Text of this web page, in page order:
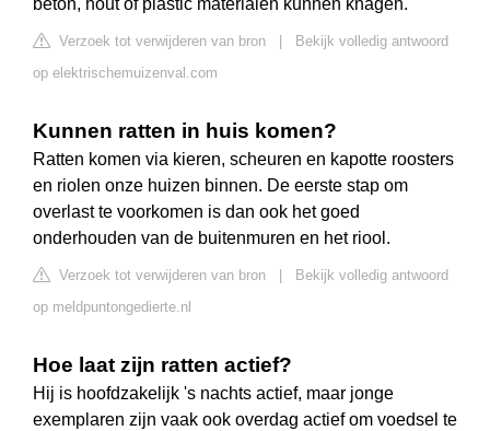
beton, hout of plastic materialen kunnen knagen.
Verzoek tot verwijderen van bron
Bekijk volledig antwoord
op elektrischemuizenval.com
Kunnen ratten in huis komen?
Ratten komen via kieren, scheuren en kapotte roosters
en riolen onze huizen binnen. De eerste stap om
overlast te voorkomen is dan ook het goed
onderhouden van de buitenmuren en het riool.
Verzoek tot verwijderen van bron
Bekijk volledig antwoord
op meldpuntongedierte.nl
Hoe laat zijn ratten actief?
Hij is hoofdzakelijk 's nachts actief, maar jonge
exemplaren zijn vaak ook overdag actief om voedsel te